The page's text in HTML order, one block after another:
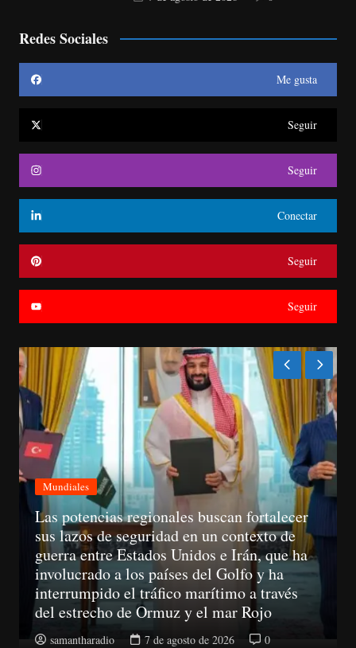
Redes Sociales
Me gusta
Seguir
Seguir
Conectar
Seguir
Seguir
Mundiales
A partir del 11 de agosto, las empresas ya
no podrán llamar a un consumidor sin
obtenido su consentimiento previo
samantharadio 7 de agosto de 2026